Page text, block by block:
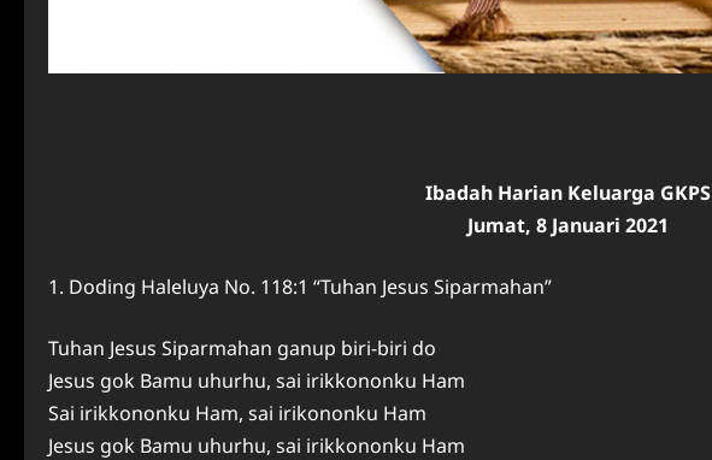
Ibadah Harian Keluarga GKPS
Jumat, 8 Januari 2021
1. Doding Haleluya No. 118:1 “Tuhan Jesus Siparmahan”
Tuhan Jesus Siparmahan ganup biri-biri do
Jesus gok Bamu uhurhu, sai irikkononku Ham
Sai irikkononku Ham, sai irikononku Ham
Jesus gok Bamu uhurhu, sai irikkononku Ham